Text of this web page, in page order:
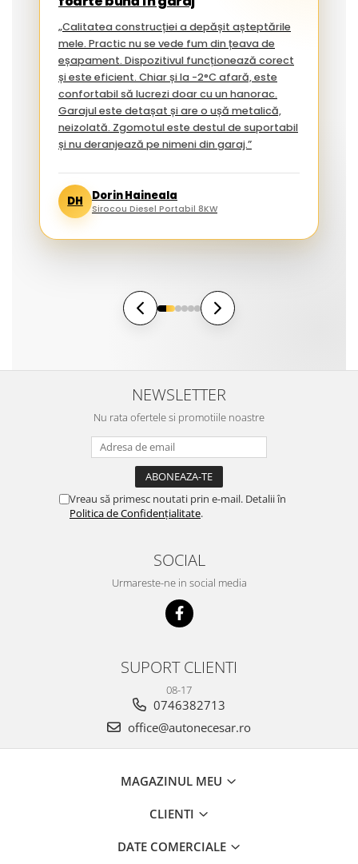
„Calitatea construcției a depășit așteptările
mele. Practic nu se vede fum din țeava de
eșapament. Dispozitivul funcționează corect
și este eficient. Chiar și la -2°C afară, este
confortabil să lucrezi doar cu un hanorac.
Garajul este detașat și are o ușă metalică,
neizolată. Zgomotul este destul de suportabil
și nu deranjează pe nimeni din garaj.”
DH Dorin Haineala
Sirocou Diesel Portabil 8KW
NEWSLETTER
Nu rata ofertele si promotiile noastre
Vreau să primesc noutati prin e-mail. Detalii în
Politica de Confidențialitate.
SOCIAL
Urmareste-ne in social media
SUPORT CLIENTI
08-17
0746382713
office@autonecesar.ro
MAGAZINUL MEU
CLIENTI
DATE COMERCIALE